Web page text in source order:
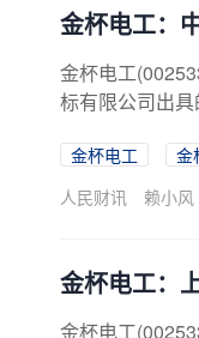
金杯电工：
金杯电工
标有限公司出
额合计约为11.5
金杯电工
金
人民财讯
赖小风
金杯电工：
金杯电工